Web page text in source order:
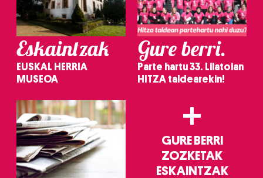
Eskaintzak
EUSKAL HERRIA
MUSEOA
Gure berri.
Parte hartu 33. Lilatoian
HITZA taldearekin!
+
GURE BERRI
ZOZKETAK
ESKAINTZAK